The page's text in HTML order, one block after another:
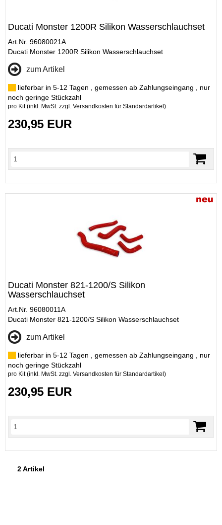
Ducati Monster 1200R Silikon Wasserschlauchset
Art.Nr. 96080021A
Ducati Monster 1200R Silikon Wasserschlauchset
zum Artikel
lieferbar in 5-12 Tagen , gemessen ab Zahlungseingang , nur
noch geringe Stückzahl
pro Kit (inkl. MwSt. zzgl. Versandkosten für Standardartikel)
230,95 EUR
Ducati Monster 821-1200/S Silikon
Wasserschlauchset
Art.Nr. 96080011A
Ducati Monster 821-1200/S Silikon Wasserschlauchset
zum Artikel
lieferbar in 5-12 Tagen , gemessen ab Zahlungseingang , nur
noch geringe Stückzahl
pro Kit (inkl. MwSt. zzgl. Versandkosten für Standardartikel)
230,95 EUR
2 Artikel